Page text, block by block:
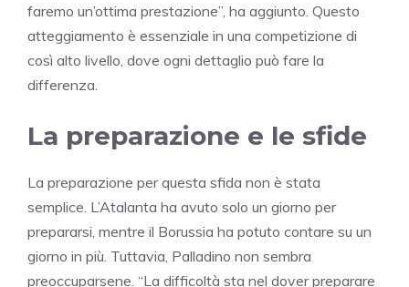
faremo un’ottima prestazione”, ha aggiunto. Questo
atteggiamento è essenziale in una competizione di
così alto livello, dove ogni dettaglio può fare la
differenza.
La preparazione e le sfide
La preparazione per questa sfida non è stata
semplice. L’Atalanta ha avuto solo un giorno per
prepararsi, mentre il Borussia ha potuto contare su un
giorno in più. Tuttavia, Palladino non sembra
preoccuparsene. “La difficoltà sta nel dover preparare